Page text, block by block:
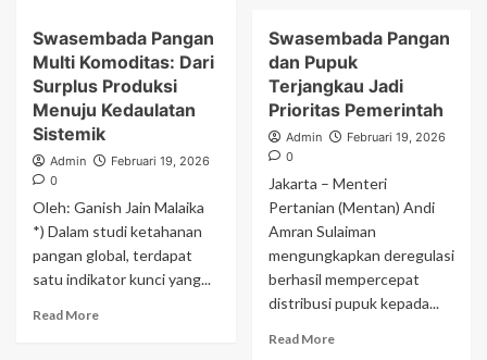
Swasembada
Pangan:
Fondasi
Struktural
Menuju
Kedaulatan
dan
Saing
Global
dan
Swasembada
Pangan
Indonesia:
Surplus
di
Tantangan
Global
Swasembada Pangan
Multi Komoditas: Dari
Surplus Produksi
Menuju Kedaulatan
Sistemik
Admin
Februari 19, 2026
0
Oleh: Ganish Jain Malaika
*) Dalam studi ketahanan
pangan global, terdapat
satu indikator kunci yang...
Read MoreRead
Swasembada Pangan
dan Pupuk
Terjangkau Jadi
Prioritas Pemerintah
Admin
Februari 19, 2026
0
Jakarta – Menteri
Pertanian (Mentan) Andi
Amran Sulaiman
mengungkapkan deregulasi
berhasil mempercepat
distribusi pupuk kepada...
Read MoreRead